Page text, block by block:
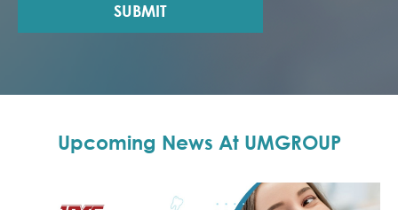
SUBMIT
Upcoming News At UMGROUP